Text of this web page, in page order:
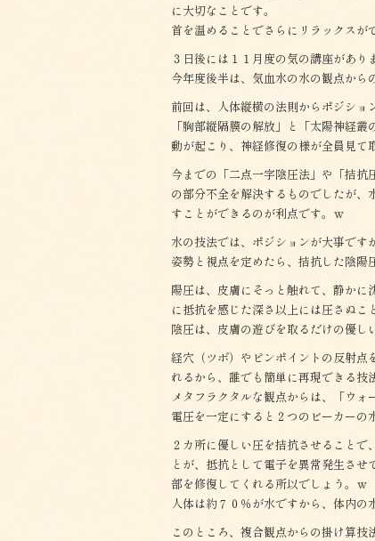
に大切なことです。
首を温めることでさらにリラックス
３日後には１１月度の気の講座があり
今年度後半は、気血水の水の観点から
前回は、人体縦横の法則からポジショ
「胸部縦隔膜の解放」と「太陽神経
動が起こり、神経修復の様が全員見て
今までの「二点一字陰圧法」や「拮
の部分不全を解決するものでしたが、
すことができるのが利点です。ｗ
水の技法では、ポジションが大事です
姿勢と視点を定めたら、拮抗した陰陽
陽圧は、皮膚にそっと触れて、静か
に抵抗を感じた深さ以上には圧さぬこ
陰圧は、皮膚の遊びを取るだけの優し
経穴（ツボ）やピンポイントの反射点
れるから、誰でも簡単に再現できる技
メタフラクタルな観点からは、「ウォ
電圧を一定にすると２つのビーカーの
２カ所に優しい圧を拮抗させること
とが、抵抗として電子を異常発生さ
部を修復してくれる所以でしょう。ｗ
人体は約７０％が水ですから、体内の
このところ、複合観点からの掛け算